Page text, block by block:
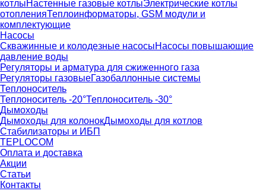
котлыНастенные газовые котлыЭлектрические котлы
отопленияТеплоинформаторы, GSM модули и
комплектующие
Насосы
Скважинные и колодезные насосыНасосы повышающие
давление воды
Регуляторы и арматура для сжиженного газа
Регуляторы газовыеГазобаллонные системы
Теплоноситель
Теплоноситель -20°Теплоноситель -30°
Дымоходы
Дымоходы для колонокДымоходы для котлов
Стабилизаторы и ИБП
TEPLOCOM
Оплата и доставка
Акции
Статьи
Контакты